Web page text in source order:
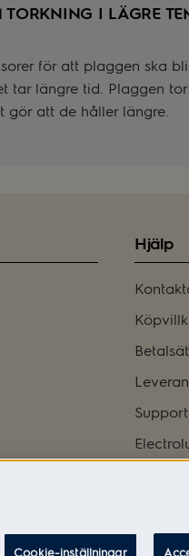
TORKNING I LÄGRE
för att plaggen ska
tar längre tid. Plaggen
gör att de håller längre.
Hjälp
Support
Cookie-inställningar